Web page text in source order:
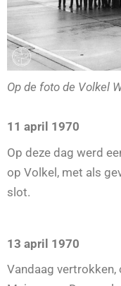
Op de foto de Volkel
11 april 1970
Op deze dag werd
op Volkel, met als
slot.
13 april 1970
Vandaag vertrokken,